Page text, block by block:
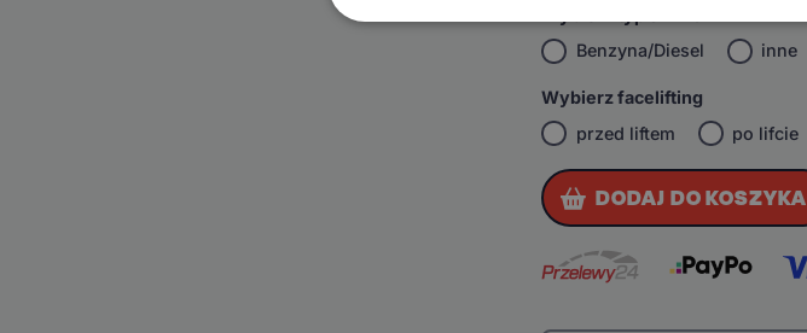
Benzyna/Diesel
inne
Wybierz facelifting
przed liftem
po lifcie
DODAJ DO KOSZYKA